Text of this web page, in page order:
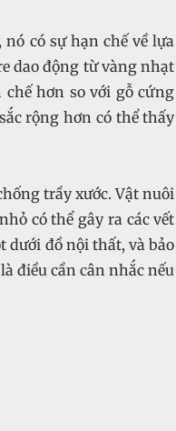
có sự hạn chế về lựa
dao động từ vàng nhạt
hơn so với gỗ cứng
rộng hơn có thể thấy
trầy xước. Vật nuôi
có thể gây ra các vết
dưới đồ nội thất, và bảo
điều cần cân nhắc nếu